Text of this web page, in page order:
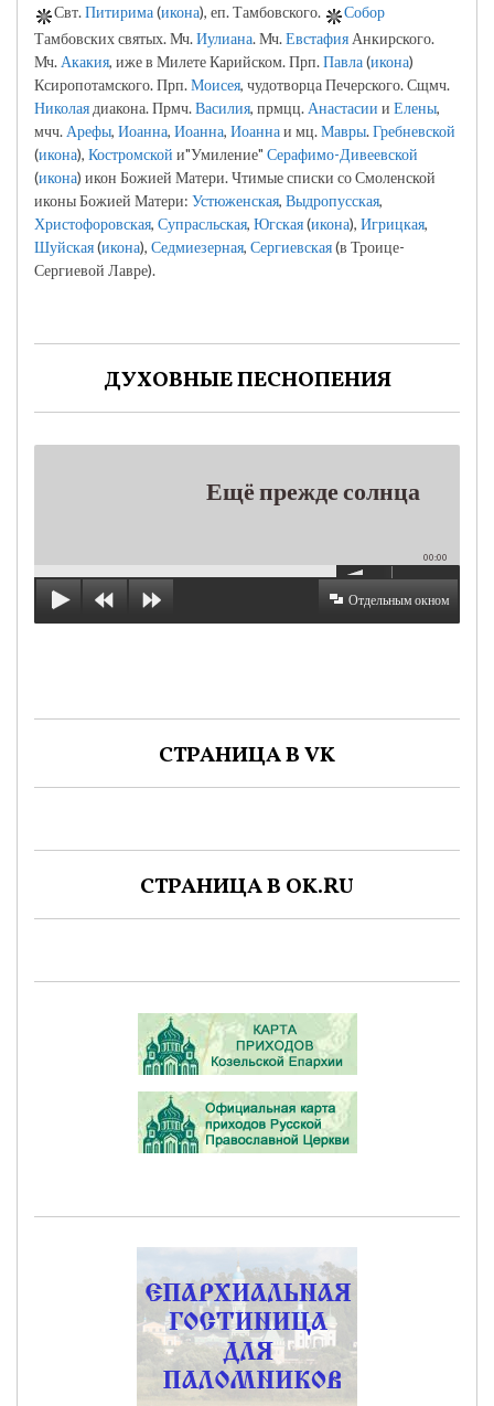
Свт.Питирима(икона), еп. Тамбовского.
Собор
Тамбовских святых. Мч.Иулиана. Мч.Евстафия Анкирского.
Мч. Акакия, иже в Милете Карийском. Прп.Павла(икона)
Ксиропотамского. Прп.Моисея, чудотворца Печерского. Сщмч.
Николая диакона. Прмч.Василия, прмцц. Анастасии и Елены,
мчч. Арефы, Иоанна, Иоанна, Иоаннаи мц.Мавры.Гребневской
(икона), Костромской и"Умиление" Серафимо-Дивеевской
(икона) икон Божией Матери. Чтимые списки со Смоленской
иконы Божией Матери: Устюженская, Выдропусская,
Христофоровская, Супрасльская, Югская(икона), Игрицкая,
Шуйская(икона), Седмиезерная, Сергиевская(в Троице-
Сергиевой Лавре).
ДУХОВНЫЕ ПЕСНОПЕНИЯ
Ещё прежде солнца
00:00
Отдельным окном
СТРАНИЦА В VK
СТРАНИЦА В OK.RU